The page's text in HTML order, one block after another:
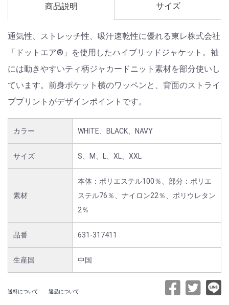
商品説明 サイズ
通気性、ストレッチ性、吸汗速乾性に優れる東レ株式会社
「ドットエア®」を使用したハイブリッドジャケット。袖
には動きやすいティ柄ジャカードニット素材を部分使いし
ています。前身ポケット横のワッペンと、背面のストライ
ププリントがデザインポイントです。
カラー WHITE、BLACK、NAVY
サイズ S、M、L、XL、XXL
素材
本体：ポリエステル100％、部分：ポリエ
ステル76％、ナイロン22％、ポリウレタン
2％
品番 631-317411
生産国 中国
送料について 返品について